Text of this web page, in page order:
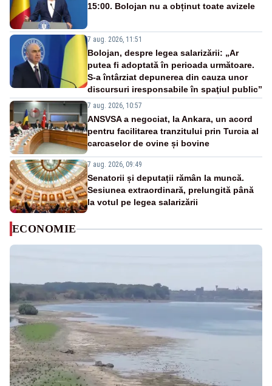
15:00. Bolojan nu a obținut toate avizele
7 aug. 2026, 11:51
Bolojan, despre legea salarizării: „Ar
putea fi adoptată în perioada următoare.
S-a întârziat depunerea din cauza unor
discursuri iresponsabile în spaţiul public”
7 aug. 2026, 10:57
ANSVSA a negociat, la Ankara, un acord
pentru facilitarea tranzitului prin Turcia al
carcaselor de ovine și bovine
7 aug. 2026, 09:49
Senatorii și deputații rămân la muncă.
Sesiunea extraordinară, prelungită până
la votul pe legea salarizării
ECONOMIE